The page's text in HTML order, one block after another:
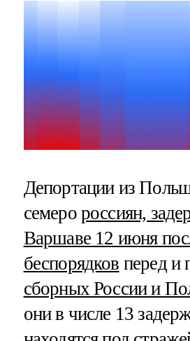
Депортации из
семеро россиян,
Варшаве 12 июня
беспорядков перед и
сборных России и
они в числе 13